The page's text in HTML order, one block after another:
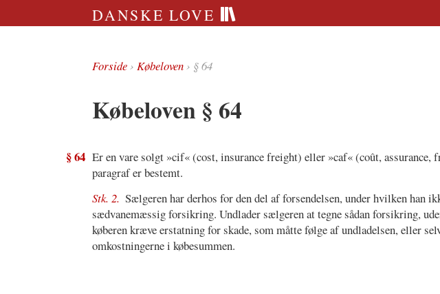
DANSKE LOVE
Forside›Købeloven› § 64
Købeloven § 64
§ 64 Er en vare solgt »cif« (cost, insurance freight) eller »caf« (coût, assurance,
paragraf er bestemt.
Stk. 2. Sælgeren har derhos for den del af forsendelsen, under hvilken han
sædvanemæssig forsikring. Undlader sælgeren at tegne sådan forsikring,
køberen kræve erstatning for skade, som måtte følge af undladelsen, eller
omkostningerne i købesummen.